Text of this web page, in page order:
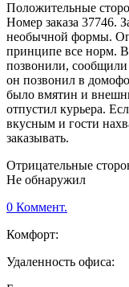
Положительные
Номер заказа 37746.
необычной формы.
принципе все норм.
позвонили, сообщили
он позвонил в
было вмятин и
отпустил курьера.
вкусным и гости
заказывать.
Отрицательные
Не обнаружил
0 Коммент.
Комфорт:
Удаленность офиса: